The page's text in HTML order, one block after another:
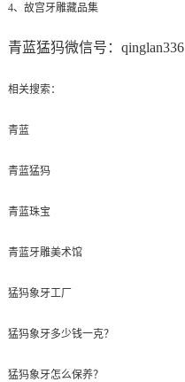
4、故宫牙雕藏品集
青蓝猛犸微信号： qinglan336
相关搜索：
青蓝
青蓝猛犸
青蓝珠宝
青蓝牙雕美术馆
猛犸象牙工厂
猛犸象牙多少钱一克？
猛犸象牙怎么保养？